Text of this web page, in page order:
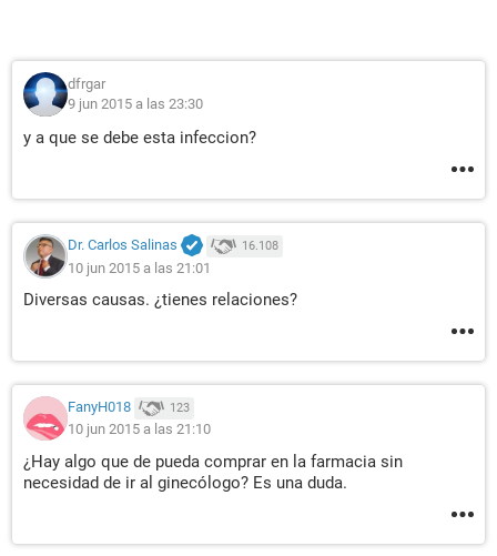
dfrgar
9 jun 2015 a las 23:30
y a que se debe esta infeccion?
Dr. Carlos Salinas 16.108
10 jun 2015 a las 21:01
Diversas causas. ¿tienes relaciones?
FanyH018 123
10 jun 2015 a las 21:10
¿Hay algo que de pueda comprar en la farmacia sin
necesidad de ir al ginecólogo? Es una duda.